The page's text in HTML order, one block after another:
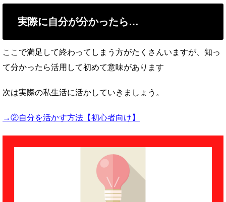
実際に自分が分かったら…
ここで満足して終わってしまう方がたくさんいますが、知っ
て分かったら活用して初めて意味があります
次は実際の私生活に活かしていきましょう。
→②自分を活かす方法【初心者向け】